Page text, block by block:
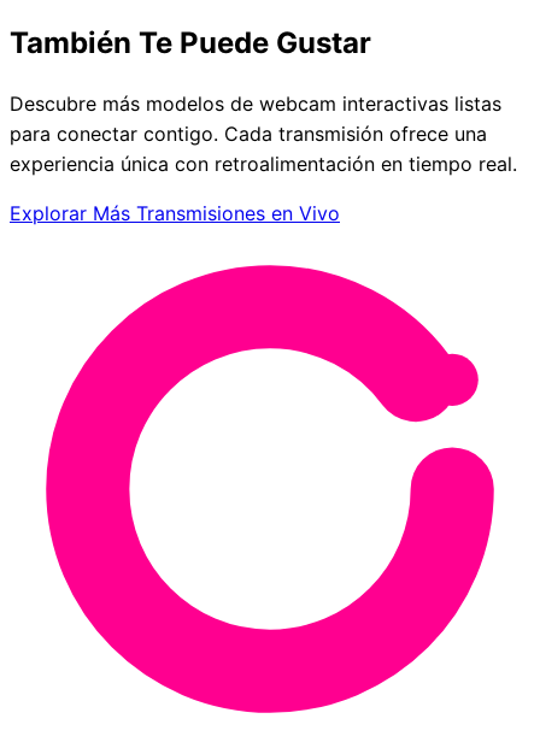
También Te Puede Gustar
Descubre más modelos de webcam interactivas listas
para conectar contigo. Cada transmisión ofrece una
experiencia única con retroalimentación en tiempo real.
Explorar Más Transmisiones en Vivo